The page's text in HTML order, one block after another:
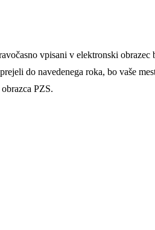
vpisani v elektronski
do navedenega roka, bo vaše
PZS.